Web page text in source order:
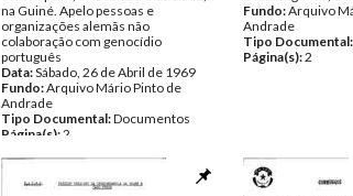
na Guiné. Apelo pessoas e
organizações alemãs não
colaboração com genocídio
português
Data:Sábado, 26 de Abril de 1969
Fundo:Arquivo Mário Pinto de
Andrade
Tipo Documental:Documentos
Página(s):2
Fundo:Arquivo
Andrade
Tipo Documental:
Página(s):2